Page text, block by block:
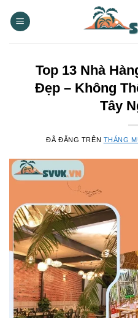
đến
Top 13 Nhà
Đẹp – Không
Tây
ĐÃ ĐĂNG TRÊN THÁNG